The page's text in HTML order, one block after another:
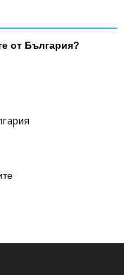
от България?